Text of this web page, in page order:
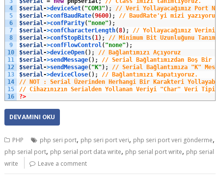
4
5
6
7
8
9
10
11
12
13
14
15
16
$serial->deviceSet( "COM3" ) ;
// Veri Yollayacağımız Port
$serial->confBaudRate(9600) ;
// BaudRate'yi mizi yazıyoruz
$serial->confParity( "none" ) ;
$serial->confCharacterLength(8) ;
// Yollayacağımız
$serial->confStopBits( 1) ;
// Minimum Bit Uzunluğunu
$serial->confFlowControl( "none" ) ;
$serial->deviceOpen( ) ;
// Bağlantımızı Açıyoruz
$serial->sendMessage( ) ;
// Serial Bağlantımızdan Boş Bir
$serial->sendMessage( "K" ) ;
// Serial Bağlantımıza "K"
$serial->deviceClose( ) ;
// Bağlantımızı Kapatıyoruz.
// NOT : Serial Üzerinden Herhangi Bir Karakteri
// Cihazınızın Serialden Yollanan Veriyi "Char" Veri
?>
DEVAMINI OKU
PHP php seri port, php seri port veri, php seri port veri gönderme,
php serial port, php serial port data write, php serial port write, php serial
write
Leave a comment